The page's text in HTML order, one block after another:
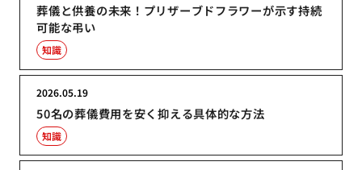
葬儀と供養の未来！プリザーブドフラワーが示す持続
可能な弔い
知識
50名の葬儀費用を安く抑える具体的な方法
2026.05.19
知識